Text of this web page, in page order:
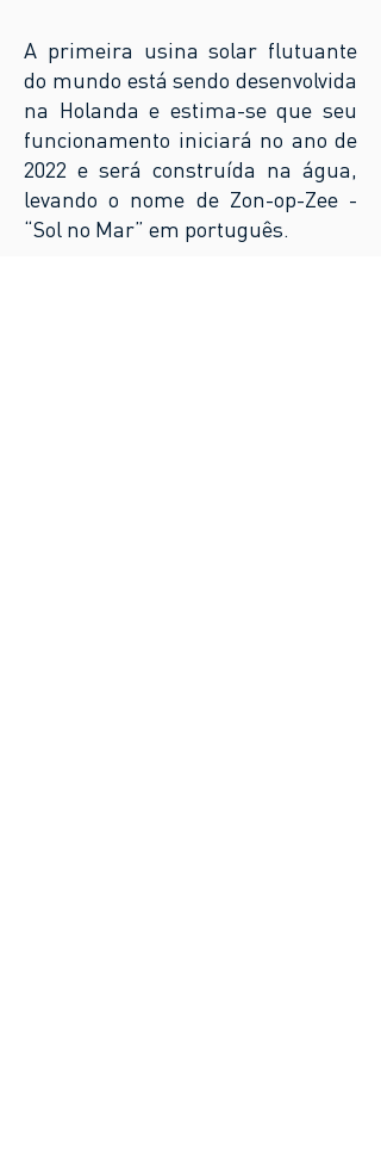
A primeira usina solar flutuante
do mundo está sendo desenvolvida
na Holanda e estima-se que seu
funcionamento iniciará no ano de
2022 e será construída na água,
levando o nome de Zon-op-Zee -
“Sol no Mar” em português.